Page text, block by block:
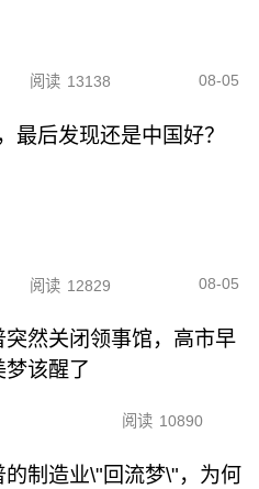
阅读 13138 08-05
最后发现还是中国好？
阅读 12829 08-05
突然关闭领事馆，高市早
梦该醒了
阅读 10890
的制造业\"回流梦\"，为何